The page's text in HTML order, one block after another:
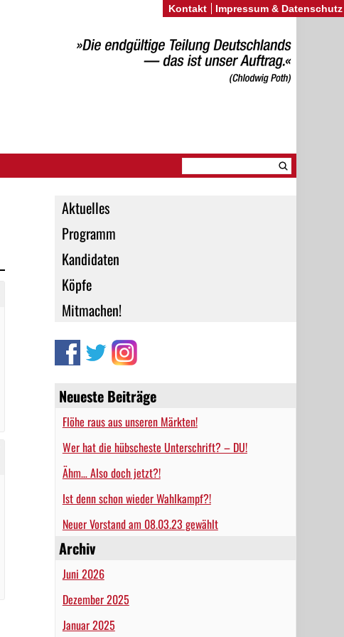
Aktuelles
Programm
Kandidaten
Köpfe
Mitmachen!
Neueste Beiträge
Flöhe raus aus unseren Märkten!
Wer hat die hübscheste Unterschrift? – DU!
Ähm… Also doch jetzt?!
Ist denn schon wieder Wahlkampf?!
Neuer Vorstand am 08.03.23 gewählt
Archiv
Juni 2026
Dezember 2025
Januar 2025
Kontakt Impressum & Datenschutz